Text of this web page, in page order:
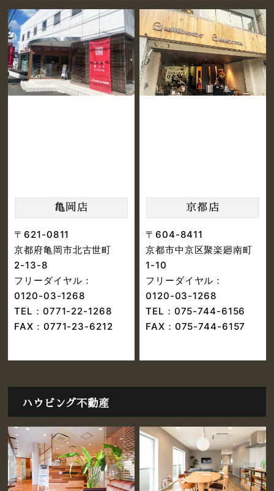
亀岡店
〒621-0811
京都府亀岡市北古世町
2-13-8
フリーダイヤル：
0120-03-1268
TEL： 0771-22-1268
FAX：0771-23-6212
京都店
〒604-8411
京都市中京区聚楽廻南町
1-10
フリーダイヤル：
0120-03-1268
TEL： 075-744-6156
FAX：075-744-6157
ハウビング不動産